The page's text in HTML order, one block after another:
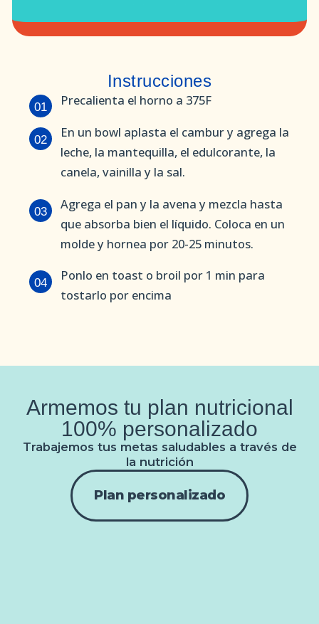
Instrucciones
01 Precalienta el horno a 375F
02
En un bowl aplasta el cambur y agrega la
leche, la mantequilla, el edulcorante, la
canela, vainilla y la sal.
03
Agrega el pan y la avena y mezcla hasta
que absorba bien el líquido. Coloca en un
molde y hornea por 20-25 minutos.
04
Ponlo en toast o broil por 1 min para
tostarlo por encima
Armemos tu plan nutricional
100% personalizado
Trabajemos tus metas saludables a través de
la nutrición
Plan personalizado